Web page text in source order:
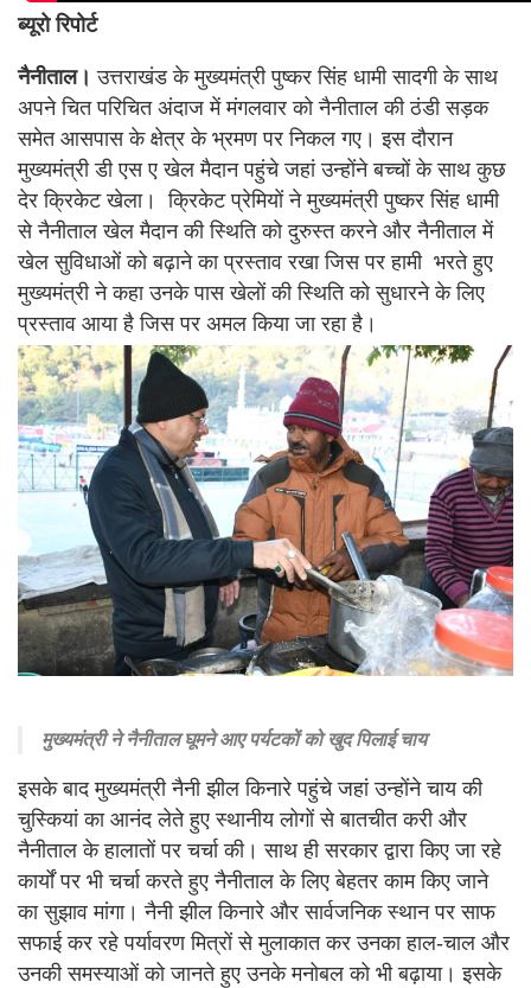
ब्यूरो रिपोर्ट
नैनीताल। उत्तराखंड के मुख्यमंत्री पुष्कर सिंह धामी सादगी के साथ
अपने चित परिचित अंदाज में मंगलवार को नैनीताल की ठंडी सड़क
समेत आसपास के क्षेत्र के भ्रमण पर निकल गए। इस दौरान
मुख्यमंत्री डी एस ए खेल मैदान पहुंचे जहां उन्होंने बच्चों के साथ कुछ
देर क्रिकेट खेला। क्रिकेट प्रेमियों ने मुख्यमंत्री पुष्कर सिंह धामी
से नैनीताल खेल मैदान की स्थिति को दुरुस्त करने और नैनीताल में
खेल सुविधाओं को बढ़ाने का प्रस्ताव रखा जिस पर हामी भरते हुए
मुख्यमंत्री ने कहा उनके पास खेलों की स्थिति को सुधारने के लिए
प्रस्ताव आया है जिस पर अमल किया जा रहा है।
मुख्यमंत्री ने नैनीताल घूमने आए पर्यटकों को खुद पिलाई चाय
इसके बाद मुख्यमंत्री नैनी झील किनारे पहुंचे जहां उन्होंने चाय की
चुस्कियां का आनंद लेते हुए स्थानीय लोगों से बातचीत करी और
नैनीताल के हालातों पर चर्चा की। साथ ही सरकार द्वारा किए जा रहे
कार्यों पर भी चर्चा करते हुए नैनीताल के लिए बेहतर काम किए जाने
का सुझाव मांगा। नैनी झील किनारे और सार्वजनिक स्थान पर साफ
सफाई कर रहे पर्यावरण मित्रों से मुलाकात कर उनका हाल-चाल और
उनकी समस्याओं को जानते हुए उनके मनोबल को भी बढ़ाया। इसके